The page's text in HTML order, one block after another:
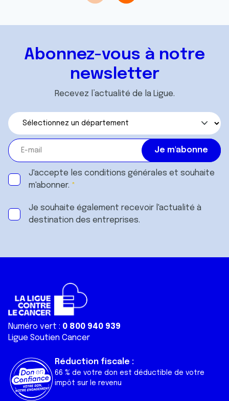
Abonnez-vous à notre
newsletter
Recevez l’actualité de la Ligue.
J'accepte les conditions générales et souhaite
m'abonner.
Je souhaite également recevoir l'actualité à
destination des entreprises.
Numéro vert : 0 800 940 939
Ligue Soutien Cancer
Réduction fiscale :
66 % de votre don est déductible de votre
impôt sur le revenu